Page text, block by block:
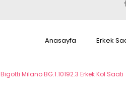
Anasayfa Erkek
Bigotti Milano BG.1.10192.3 Erkek Kol Saati